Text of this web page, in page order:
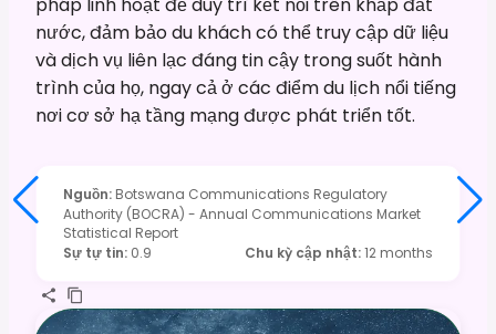
nước, đảm bảo du khách có thể truy cập dữ liệu
và dịch vụ liên lạc đáng tin cậy trong suốt hành
trình của họ, ngay cả ở các điểm du lịch nổi tiếng
nơi cơ sở hạ tầng mạng được phát triển tốt.
Nguồn: Botswana Communications Regulatory
Authority (BOCRA) - Annual Communications Market
Statistical Report
Sự tự tin: 0.9 Chu kỳ cập nhật:12 months